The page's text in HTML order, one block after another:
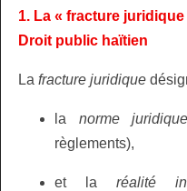
1. La « fracture
Droit public haïtien
La fracture juridique
la norme
règlements),
et la réalité